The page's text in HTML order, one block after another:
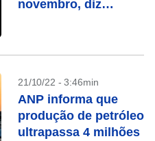
novembro, diz
21/10/22 - 3:46min
ANP informa que
produção de petróleo
ultrapassa 4 milhões